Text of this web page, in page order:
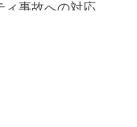
事故への対応